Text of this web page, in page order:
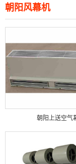
朝阳风幕机
朝阳上送空气